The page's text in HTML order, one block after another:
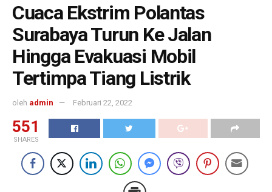
Cuaca Ekstrim Polantas
Surabaya Turun Ke Jalan
Hingga Evakuasi Mobil
Tertimpa Tiang Listrik
oleh admin Februari 22, 2022
551
SHARES